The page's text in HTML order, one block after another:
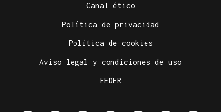
Canal ético
Política de privacidad
Política de cookies
Aviso legal y condiciones de uso
FEDER